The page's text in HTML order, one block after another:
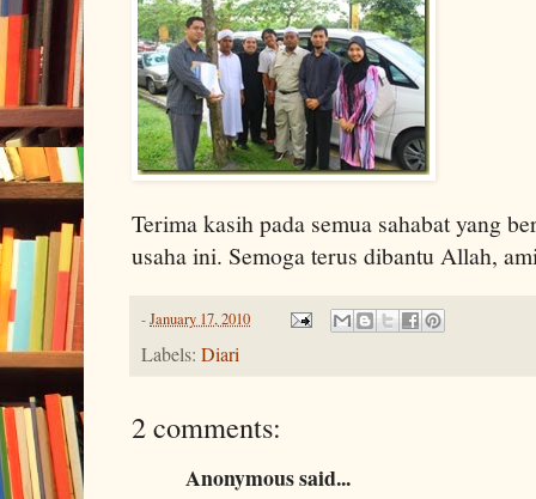
Terima kasih pada semua sahabat yang
usaha ini. Semoga terus dibantu Allah,
-January 17, 2010
Labels: Diari
2 comments:
Anonymous said...